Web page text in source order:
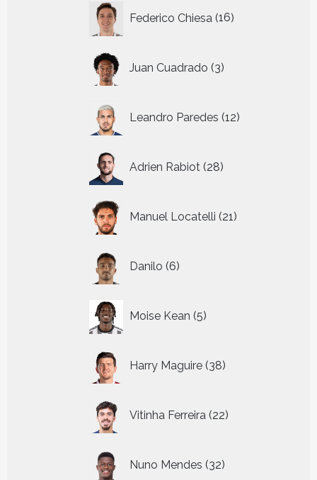
Federico Chiesa 16
producten
Juan Cuadrado 3
producten
Leandro Paredes 12
producten
Adrien Rabiot 28
producten
Manuel Locatelli 21
producten
Danilo 6
producten
Moise Kean 5
producten
Harry Maguire 38
producten
Vitinha Ferreira 22
producten
Nuno Mendes 32
producten